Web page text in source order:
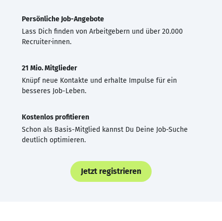
Persönliche Job-Angebote
Lass Dich finden von Arbeitgebern und über 20.000
Recruiter·innen.
21 Mio. Mitglieder
Knüpf neue Kontakte und erhalte Impulse für ein
besseres Job-Leben.
Kostenlos profitieren
Schon als Basis-Mitglied kannst Du Deine Job-Suche
deutlich optimieren.
Jetzt registrieren